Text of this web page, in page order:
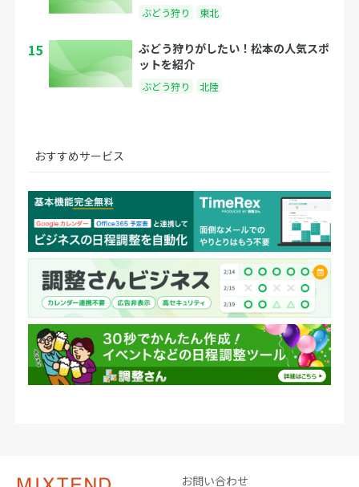
ぶどう狩り 東北
15
ぶどう狩りがしたい！松本の人気スポ
ットを紹介
ぶどう狩り 北陸
おすすめサービス
お問い合わせ